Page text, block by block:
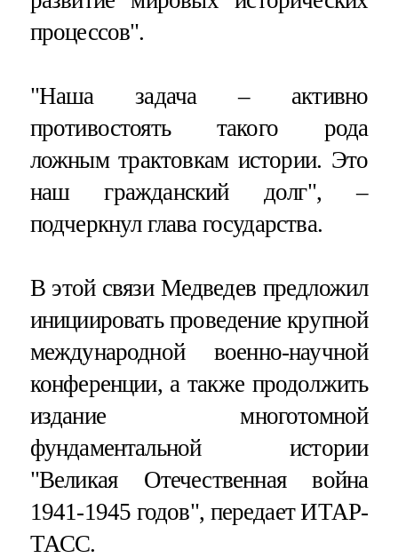
процессов".
"Наша задача – активно
противостоять такого рода
ложным трактовкам истории. Это
наш гражданский долг", –
подчеркнул глава государства.
В этой связи Медведев предложил
инициировать проведение крупной
международной военно-научной
конференции, а также продолжить
издание многотомной
фундаментальной истории
"Великая Отечественная война
1941-1945 годов", передает ИТАР-
ТАСС.